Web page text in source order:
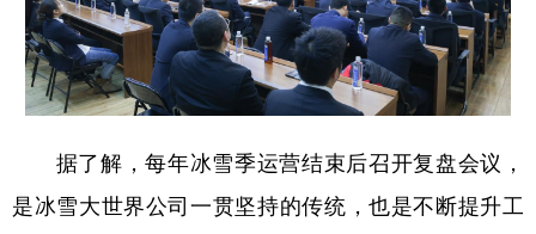
据了解，每年冰雪季运营结束后召开复盘会议，
是冰雪大世界公司一贯坚持的传统，也是不断提升工